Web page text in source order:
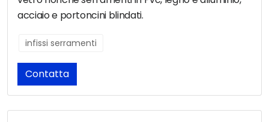
acciaio e portoncini blindati.
infissi serramenti
Contatta